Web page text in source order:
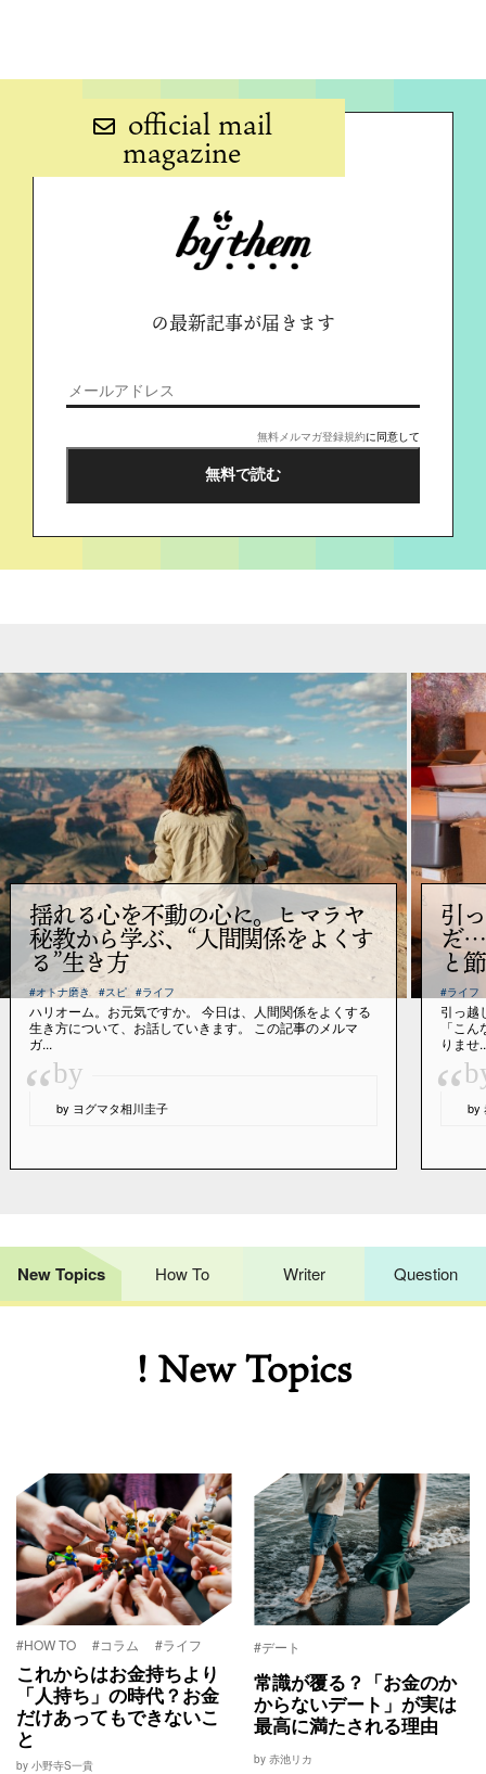
official mail
magazine
の最新記事が届きます
無料メルマガ登録規約に同意して
揺れる心を不動の心に。ヒマラヤ
秘教から学ぶ、“人間関係をよくす
る”生き方
#オトナ磨き #スピ #ライフ
ハリオーム。お元気ですか。 今日は、人間関係をよくする
生き方について、お話していきます。 この記事のメルマ
ガ...
“by
by ヨグマタ相川圭子
引
だ…
と
#ライフ
引っ越
「こ
りませ
“ by
New Topics How To Writer Question
! New Topics
#HOW TO #コラム #ライフ
これからはお金持ちより
「人持ち」の時代？お金
だけあってもできないこ
と
by 小野寺S一貴
#デート
常識が覆る？「お金のか
からないデート」が実は
最高に満たされる理由
by 赤池リカ